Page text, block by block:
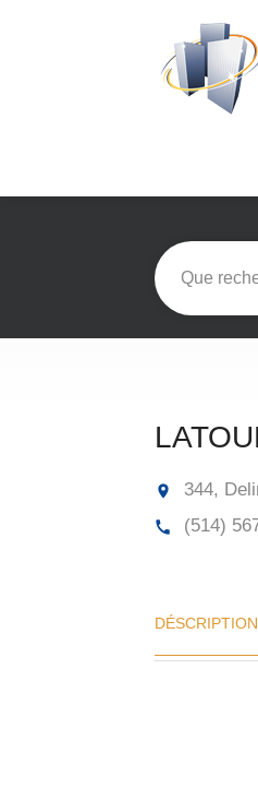
344,
(514)
DÉSCRIPTION